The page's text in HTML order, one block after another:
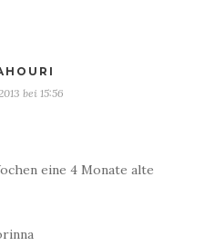
bei 15:56
eine 4 Monate alte